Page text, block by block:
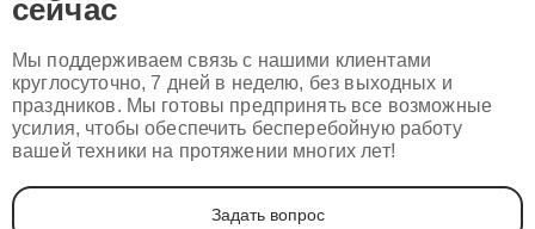
сейчас
Мы поддерживаем связь с нашими клиентами
круглосуточно, 7 дней в неделю, без выходных и
праздников. Мы готовы предпринять все возможные
усилия, чтобы обеспечить бесперебойную работу
вашей техники на протяжении многих лет!
Задать вопрос